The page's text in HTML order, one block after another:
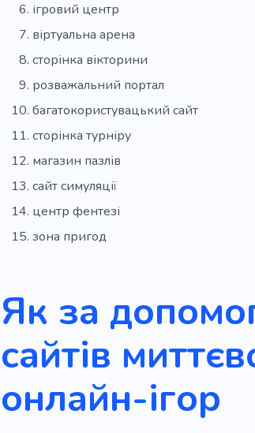
ігровий центр
віртуальна арена
сторінка вікторини
розважальний портал
багатокористувацький сайт
сторінка турніру
магазин пазлів
сайт симуляції
центр фентезі
зона пригод
Як за
сайтів
онлайн-ігор